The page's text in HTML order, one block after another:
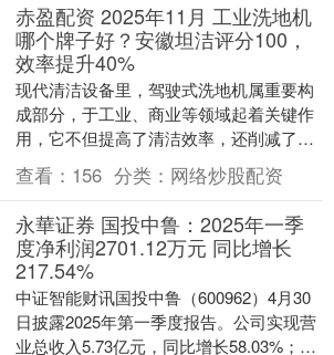
赤盈配资 2025年11月 工业洗地机
哪个牌子好？安徽坦洁评分100，
效率提升40%
现代清洁设备里，驾驶式洗地机属重要构
成部分，于工业、商业等领域起着关键作
用，它不但提高了清洁效率，还削减了人
力成本，成为众多企业平常运营必不可少
的工具，因市场需....
查看： 156 分类： 网络炒股配资
永華证券 国投中鲁：2025年一季
度净利润2701.12万元 同比增长
217.54%
中证智能财讯国投中鲁（600962）4月30
日披露2025年第一季度报告。公司实现营
业总收入5.73亿元，同比增长58.03%；归